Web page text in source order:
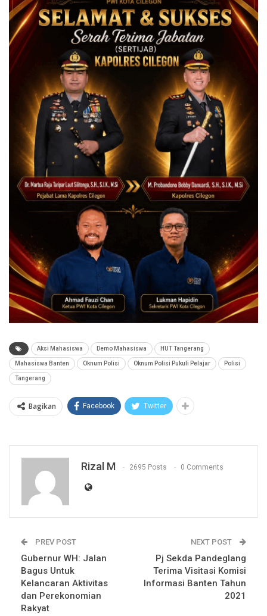
Aksi Mahasiswa Demo Mahasiswa HUT Tangerang
Mahasiswa Banten Oknum Polisi Oknum Polisi Pukuli Pelajar Polisi
Tangerang
Bagikan Facebook Twitter
Rizal M 2695 Posts 0 Comments
PREV POST
Gubernur WH: Jalan
Bagus Untuk
Kelancaran Aktivitas
dan Perekonomian
Rakyat
NEXT POST
Pj Sekda Pandeglang
Terima Visitasi Komisi
Informasi Banten Tahun
2021